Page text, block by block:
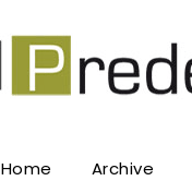
Home Archive